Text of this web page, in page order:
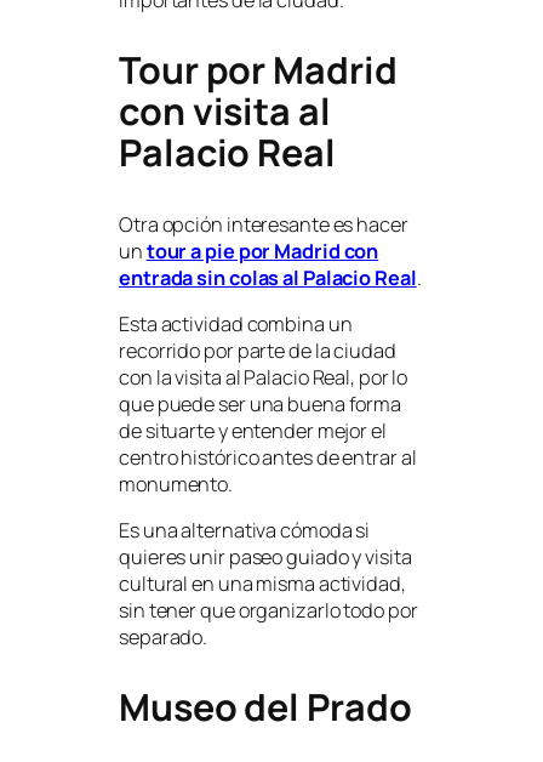
Tour por Madrid
con visita al
Palacio Real
Otra opción interesante es hacer
untour a pie por Madrid con
entrada sin colas al Palacio Real.
Esta actividad combina un
recorrido por parte de la ciudad
con la visita al Palacio Real, por lo
que puede ser una buena forma
de situarte y entender mejor el
centro histórico antes de entrar al
monumento.
Es una alternativa cómoda si
quieres unir paseo guiado y visita
cultural en una misma actividad,
sin tener que organizarlo todo por
separado.
Museo del Prado